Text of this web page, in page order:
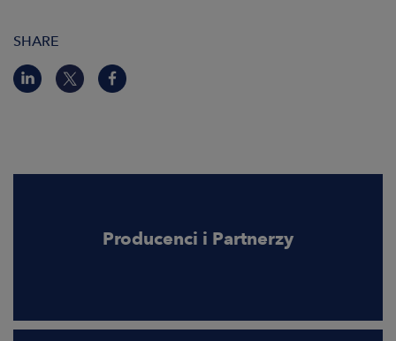
SHARE
Producenci i Partnerzy